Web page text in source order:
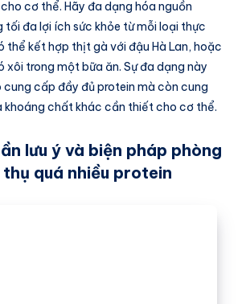
cơ thể. Hãy đa dạng hóa nguồn
tối đa lợi ích sức khỏe từ mỗi loại thực
thể kết hợp thịt gà với đậu Hà Lan, hoặc
xôi trong một bữa ăn. Sự đa dạng này
cấp đầy đủ protein mà còn cung
chất khác cần thiết cho cơ thể.
lưu ý và biện pháp phòng
quá nhiều protein